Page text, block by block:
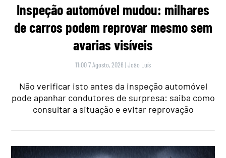
Inspeção automóvel mudou: milhares
de carros podem reprovar mesmo sem
avarias visíveis
11:00 7 Agosto, 2026 |João Luís
Não verificar isto antes da inspeção automóvel
pode apanhar condutores de surpresa: saiba como
consultar a situação e evitar reprovação